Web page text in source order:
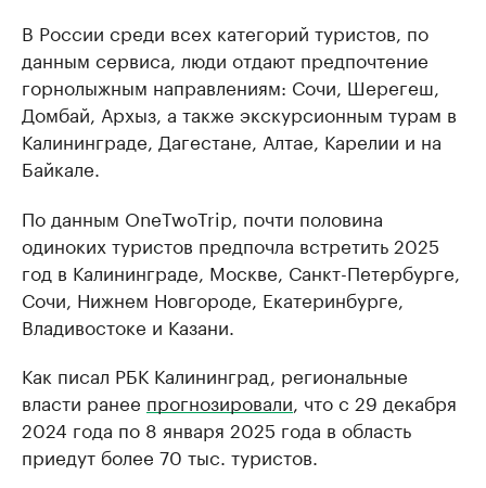
В России среди всех категорий туристов, по
данным сервиса, люди отдают предпочтение
горнолыжным направлениям: Сочи, Шерегеш,
Домбай, Архыз, а также экскурсионным турам в
Калининграде, Дагестане, Алтае, Карелии и на
Байкале.
По данным OneTwoTrip, почти половина
одиноких туристов предпочла встретить 2025
год в Калининграде, Москве, Санкт-Петербурге,
Сочи, Нижнем Новгороде, Екатеринбурге,
Владивостоке и Казани.
Как писал РБК Калининград, региональные
власти ранее прогнозировали , что с 29 декабря
2024 года по 8 января 2025 года в область
приедут более 70 тыс. туристов.